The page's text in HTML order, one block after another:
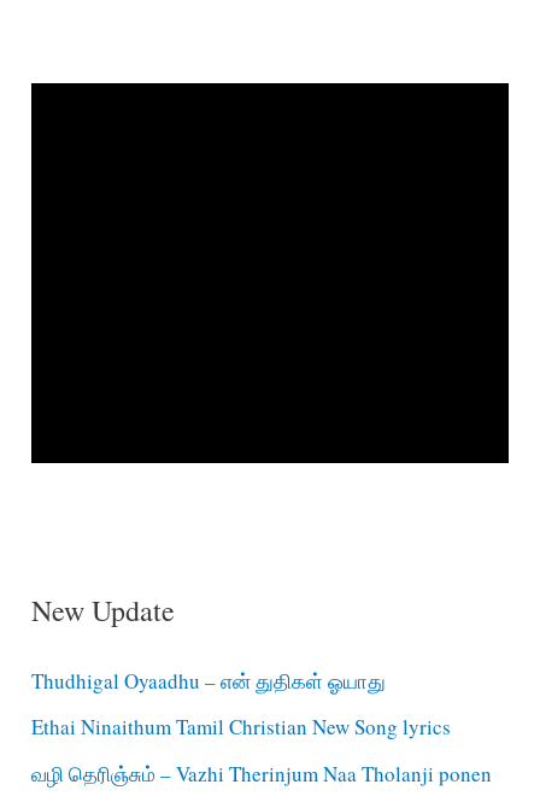
New Update
Thudhigal Oyaadhu – என் துதிகள் ஓயாது
Ethai Ninaithum Tamil Christian New Song lyrics
வழி தெரிஞ்சும் – Vazhi Therinjum Naa Tholanji ponen